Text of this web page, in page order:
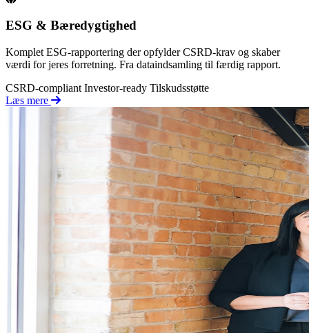
ESG & Bæredygtighed
Komplet ESG-rapportering der opfylder CSRD-krav og skaber
værdi for jeres forretning. Fra dataindsamling til færdig rapport.
CSRD-compliant Investor-ready Tilskudsstøtte
Læs mere